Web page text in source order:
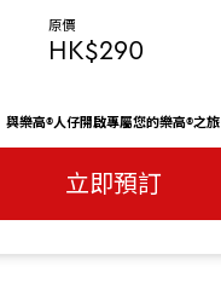
原價
HK$290
與樂高®人仔開啟專屬您的樂高®之旅
立即預訂